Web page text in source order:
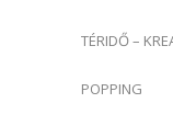
TÉRIDŐ –
POPPING